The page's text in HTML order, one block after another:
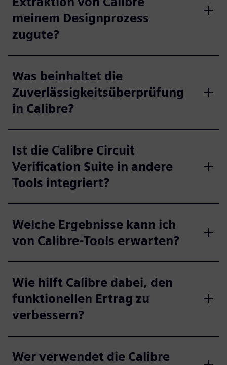
meinem Designprozess
zugute?
Was beinhaltet die
Zuverlässigkeitsüberprüfung
in Calibre?
Ist die Calibre Circuit
Verification Suite in andere
Tools integriert?
Welche Ergebnisse kann ich
von Calibre-Tools erwarten?
Wie hilft Calibre dabei, den
funktionellen Ertrag zu
verbessern?
Wer verwendet die Calibre